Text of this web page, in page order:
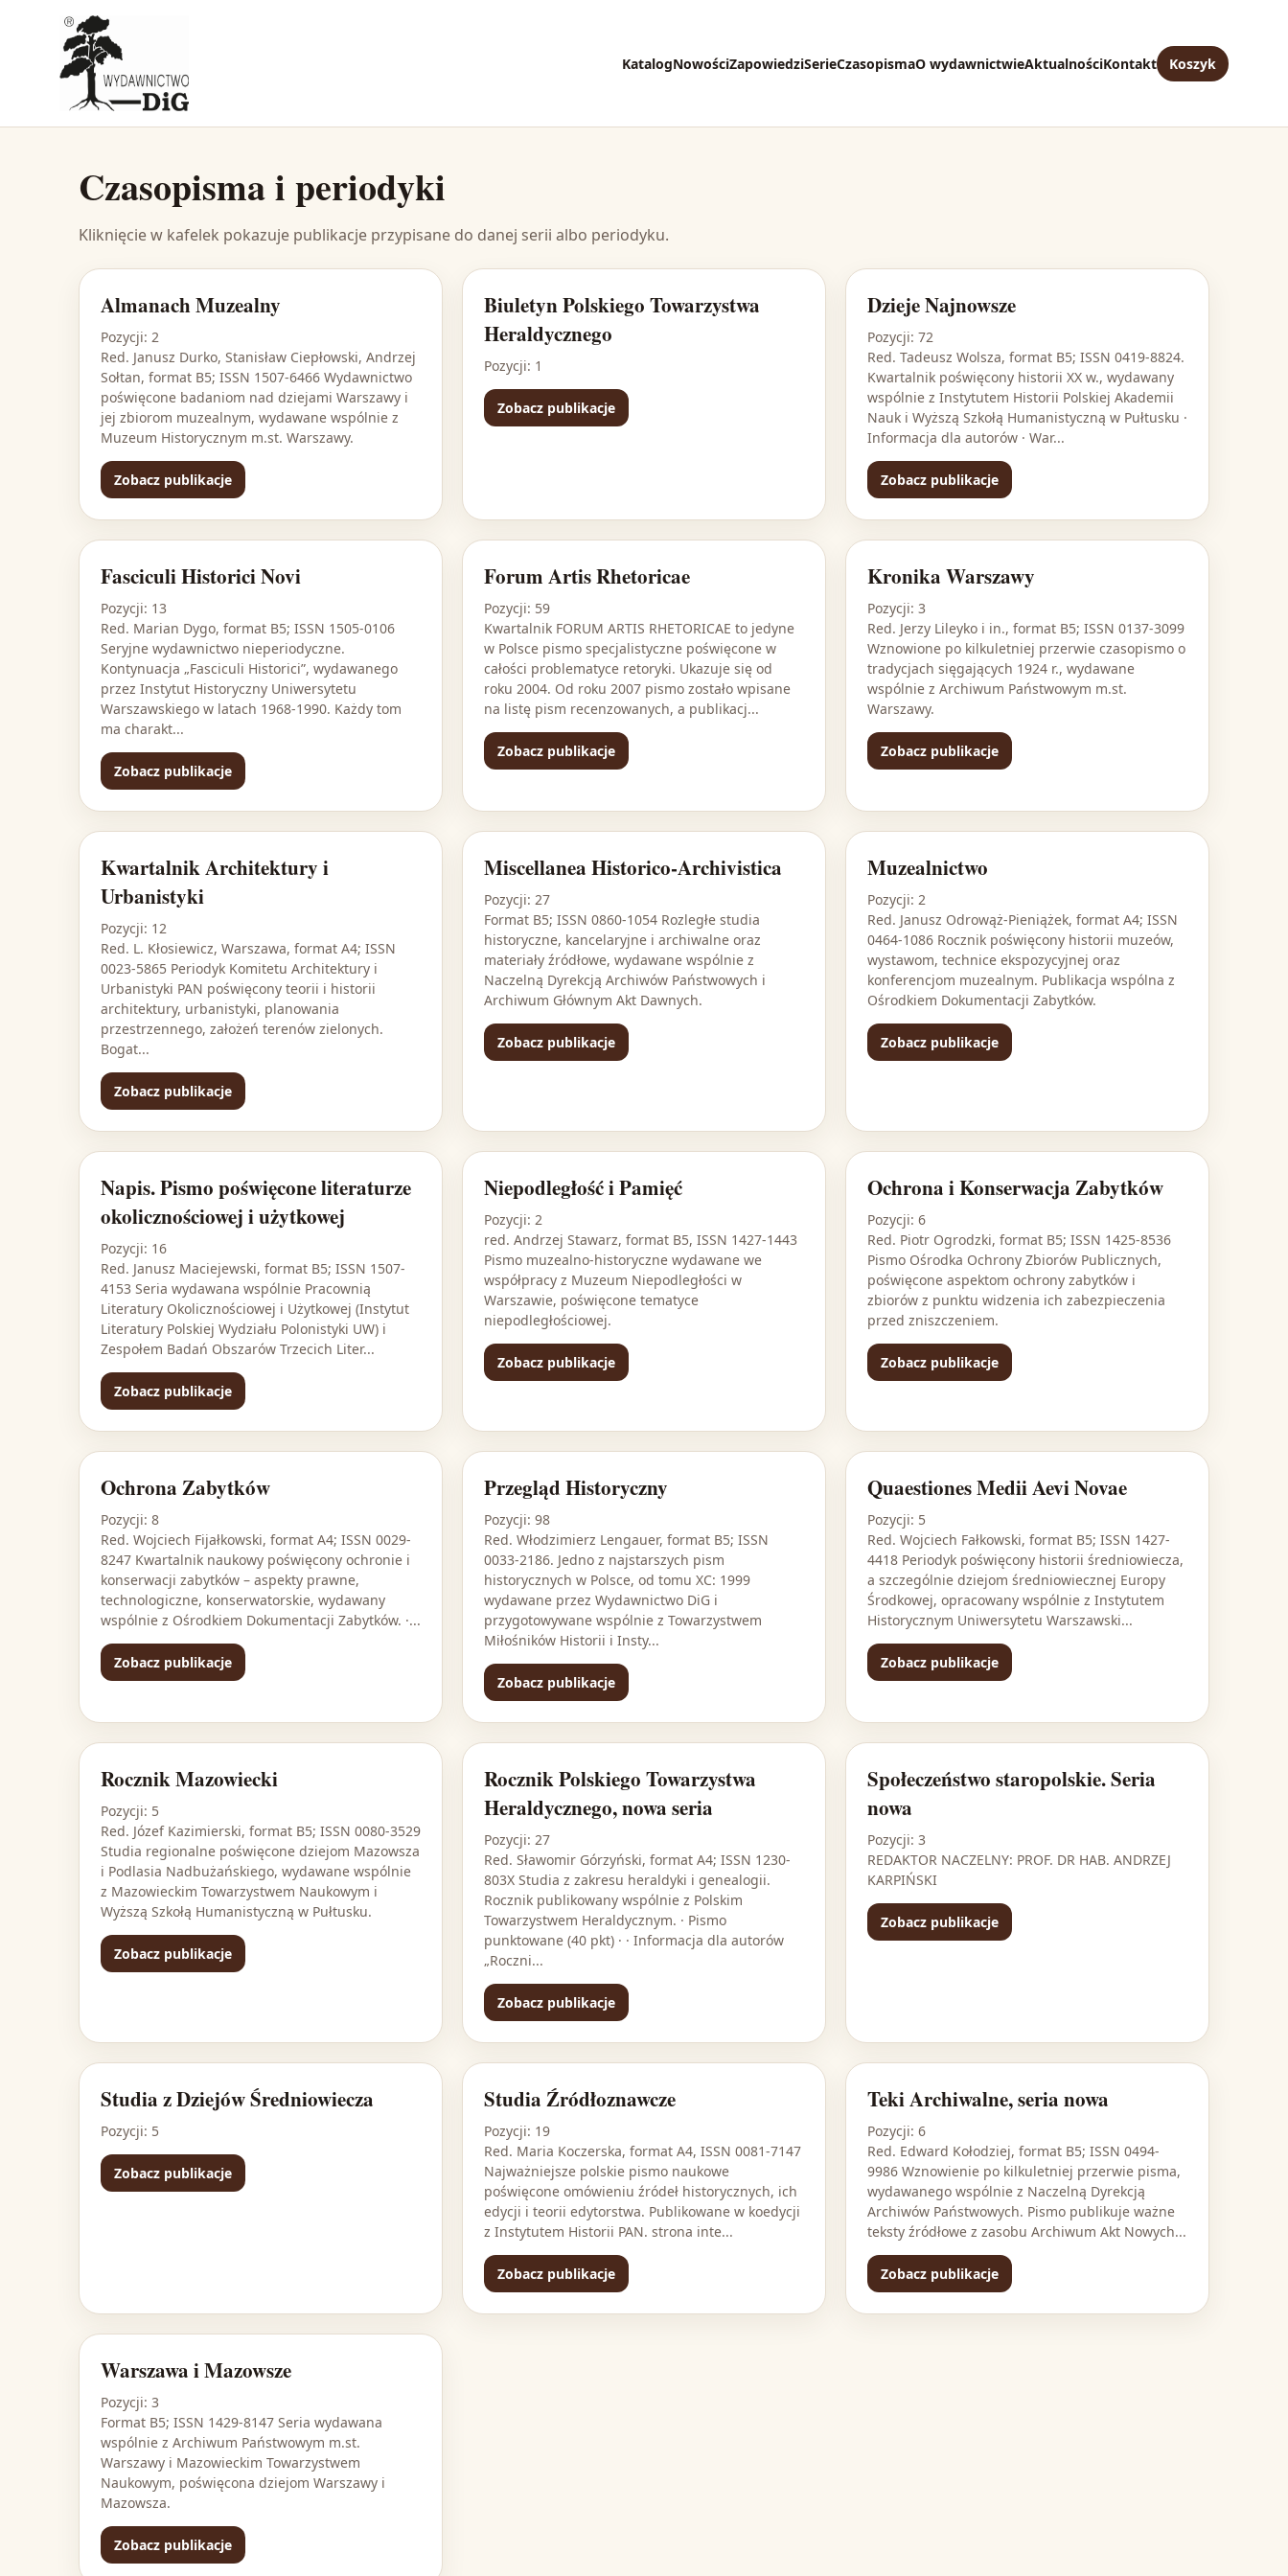
KatalogNowościZapowiedziSerieCzasopismaO wydawnictwieAktualnościKontakt Koszyk
Czasopisma i periodyki
Kliknięcie w kafelek pokazuje publikacje przypisane do danej serii albo periodyku.
Almanach Muzealny
Pozycji: 2
Red. Janusz Durko, Stanisław Ciepłowski, Andrzej
Sołtan, format B5; ISSN 1507-6466 Wydawnictwo
poświęcone badaniom nad dziejami Warszawy i
jej zbiorom muzealnym, wydawane wspólnie z
Muzeum Historycznym m.st. Warszawy.
Zobacz publikacje
Biuletyn Polskiego Towarzystwa
Heraldycznego
Pozycji: 1
Zobacz publikacje
Dzieje Najnowsze
Pozycji: 72
Red. Tadeusz Wolsza, format B5; ISSN 0419-8824.
Kwartalnik poświęcony historii XX w., wydawany
wspólnie z Instytutem Historii Polskiej Akademii
Nauk i Wyższą Szkołą Humanistyczną w Pułtusku ·
Informacja dla autorów · War...
Zobacz publikacje
Fasciculi Historici Novi
Pozycji: 13
Red. Marian Dygo, format B5; ISSN 1505-0106
Seryjne wydawnictwo nieperiodyczne.
Kontynuacja „Fasciculi Historici”, wydawanego
przez Instytut Historyczny Uniwersytetu
Warszawskiego w latach 1968-1990. Każdy tom
ma charakt...
Zobacz publikacje
Forum Artis Rhetoricae
Pozycji: 59
Kwartalnik FORUM ARTIS RHETORICAE to jedyne
w Polsce pismo specjalistyczne poświęcone w
całości problematyce retoryki. Ukazuje się od
roku 2004. Od roku 2007 pismo zostało wpisane
na listę pism recenzowanych, a publikacj...
Zobacz publikacje
Kronika Warszawy
Pozycji: 3
Red. Jerzy Lileyko i in., format B5; ISSN 0137-3099
Wznowione po kilkuletniej przerwie czasopismo o
tradycjach sięgających 1924 r., wydawane
wspólnie z Archiwum Państwowym m.st.
Warszawy.
Zobacz publikacje
Kwartalnik Architektury i
Urbanistyki
Pozycji: 12
Red. L. Kłosiewicz, Warszawa, format A4; ISSN
0023-5865 Periodyk Komitetu Architektury i
Urbanistyki PAN poświęcony teorii i historii
architektury, urbanistyki, planowania
przestrzennego, założeń terenów zielonych.
Bogat...
Zobacz publikacje
Miscellanea Historico-Archivistica
Pozycji: 27
Format B5; ISSN 0860-1054 Rozległe studia
historyczne, kancelaryjne i archiwalne oraz
materiały źródłowe, wydawane wspólnie z
Naczelną Dyrekcją Archiwów Państwowych i
Archiwum Głównym Akt Dawnych.
Zobacz publikacje
Muzealnictwo
Pozycji: 2
Red. Janusz Odrowąż-Pieniążek, format A4; ISSN
0464-1086 Rocznik poświęcony historii muzeów,
wystawom, technice ekspozycyjnej oraz
konferencjom muzealnym. Publikacja wspólna z
Ośrodkiem Dokumentacji Zabytków.
Zobacz publikacje
Napis. Pismo poświęcone literaturze
okolicznościowej i użytkowej
Pozycji: 16
Red. Janusz Maciejewski, format B5; ISSN 1507-
4153 Seria wydawana wspólnie Pracownią
Literatury Okolicznościowej i Użytkowej (Instytut
Literatury Polskiej Wydziału Polonistyki UW) i
Zespołem Badań Obszarów Trzecich Liter...
Zobacz publikacje
Niepodległość i Pamięć
Pozycji: 2
red. Andrzej Stawarz, format B5, ISSN 1427-1443
Pismo muzealno-historyczne wydawane we
współpracy z Muzeum Niepodległości w
Warszawie, poświęcone tematyce
niepodległościowej.
Zobacz publikacje
Ochrona i Konserwacja Zabytków
Pozycji: 6
Red. Piotr Ogrodzki, format B5; ISSN 1425-8536
Pismo Ośrodka Ochrony Zbiorów Publicznych,
poświęcone aspektom ochrony zabytków i
zbiorów z punktu widzenia ich zabezpieczenia
przed zniszczeniem.
Zobacz publikacje
Ochrona Zabytków
Pozycji: 8
Red. Wojciech Fijałkowski, format A4; ISSN 0029-
8247 Kwartalnik naukowy poświęcony ochronie i
konserwacji zabytków – aspekty prawne,
technologiczne, konserwatorskie, wydawany
wspólnie z Ośrodkiem Dokumentacji Zabytków. ·...
Zobacz publikacje
Przegląd Historyczny
Pozycji: 98
Red. Włodzimierz Lengauer, format B5; ISSN
0033-2186. Jedno z najstarszych pism
historycznych w Polsce, od tomu XC: 1999
wydawane przez Wydawnictwo DiG i
przygotowywane wspólnie z Towarzystwem
Miłośników Historii i Insty...
Zobacz publikacje
Quaestiones Medii Aevi Novae
Pozycji: 5
Red. Wojciech Fałkowski, format B5; ISSN 1427-
4418 Periodyk poświęcony historii średniowiecza,
a szczególnie dziejom średniowiecznej Europy
Środkowej, opracowany wspólnie z Instytutem
Historycznym Uniwersytetu Warszawski...
Zobacz publikacje
Rocznik Mazowiecki
Pozycji: 5
Red. Józef Kazimierski, format B5; ISSN 0080-3529
Studia regionalne poświęcone dziejom Mazowsza
i Podlasia Nadbużańskiego, wydawane wspólnie
z Mazowieckim Towarzystwem Naukowym i
Wyższą Szkołą Humanistyczną w Pułtusku.
Zobacz publikacje
Rocznik Polskiego Towarzystwa
Heraldycznego, nowa seria
Pozycji: 27
Red. Sławomir Górzyński, format A4; ISSN 1230-
803X Studia z zakresu heraldyki i genealogii.
Rocznik publikowany wspólnie z Polskim
Towarzystwem Heraldycznym. · Pismo
punktowane (40 pkt) · · Informacja dla autorów
„Roczni...
Zobacz publikacje
Społeczeństwo staropolskie. Seria
nowa
Pozycji: 3
REDAKTOR NACZELNY: PROF. DR HAB. ANDRZEJ
KARPIŃSKI
Zobacz publikacje
Studia z Dziejów Średniowiecza
Pozycji: 5
Zobacz publikacje
Studia Źródłoznawcze
Pozycji: 19
Red. Maria Koczerska, format A4, ISSN 0081-7147
Najważniejsze polskie pismo naukowe
poświęcone omówieniu źródeł historycznych, ich
edycji i teorii edytorstwa. Publikowane w koedycji
z Instytutem Historii PAN. strona inte...
Zobacz publikacje
Teki Archiwalne, seria nowa
Pozycji: 6
Red. Edward Kołodziej, format B5; ISSN 0494-
9986 Wznowienie po kilkuletniej przerwie pisma,
wydawanego wspólnie z Naczelną Dyrekcją
Archiwów Państwowych. Pismo publikuje ważne
teksty źródłowe z zasobu Archiwum Akt Nowych...
Zobacz publikacje
Warszawa i Mazowsze
Pozycji: 3
Format B5; ISSN 1429-8147 Seria wydawana
wspólnie z Archiwum Państwowym m.st.
Warszawy i Mazowieckim Towarzystwem
Naukowym, poświęcona dziejom Warszawy i
Mazowsza.
Zobacz publikacje